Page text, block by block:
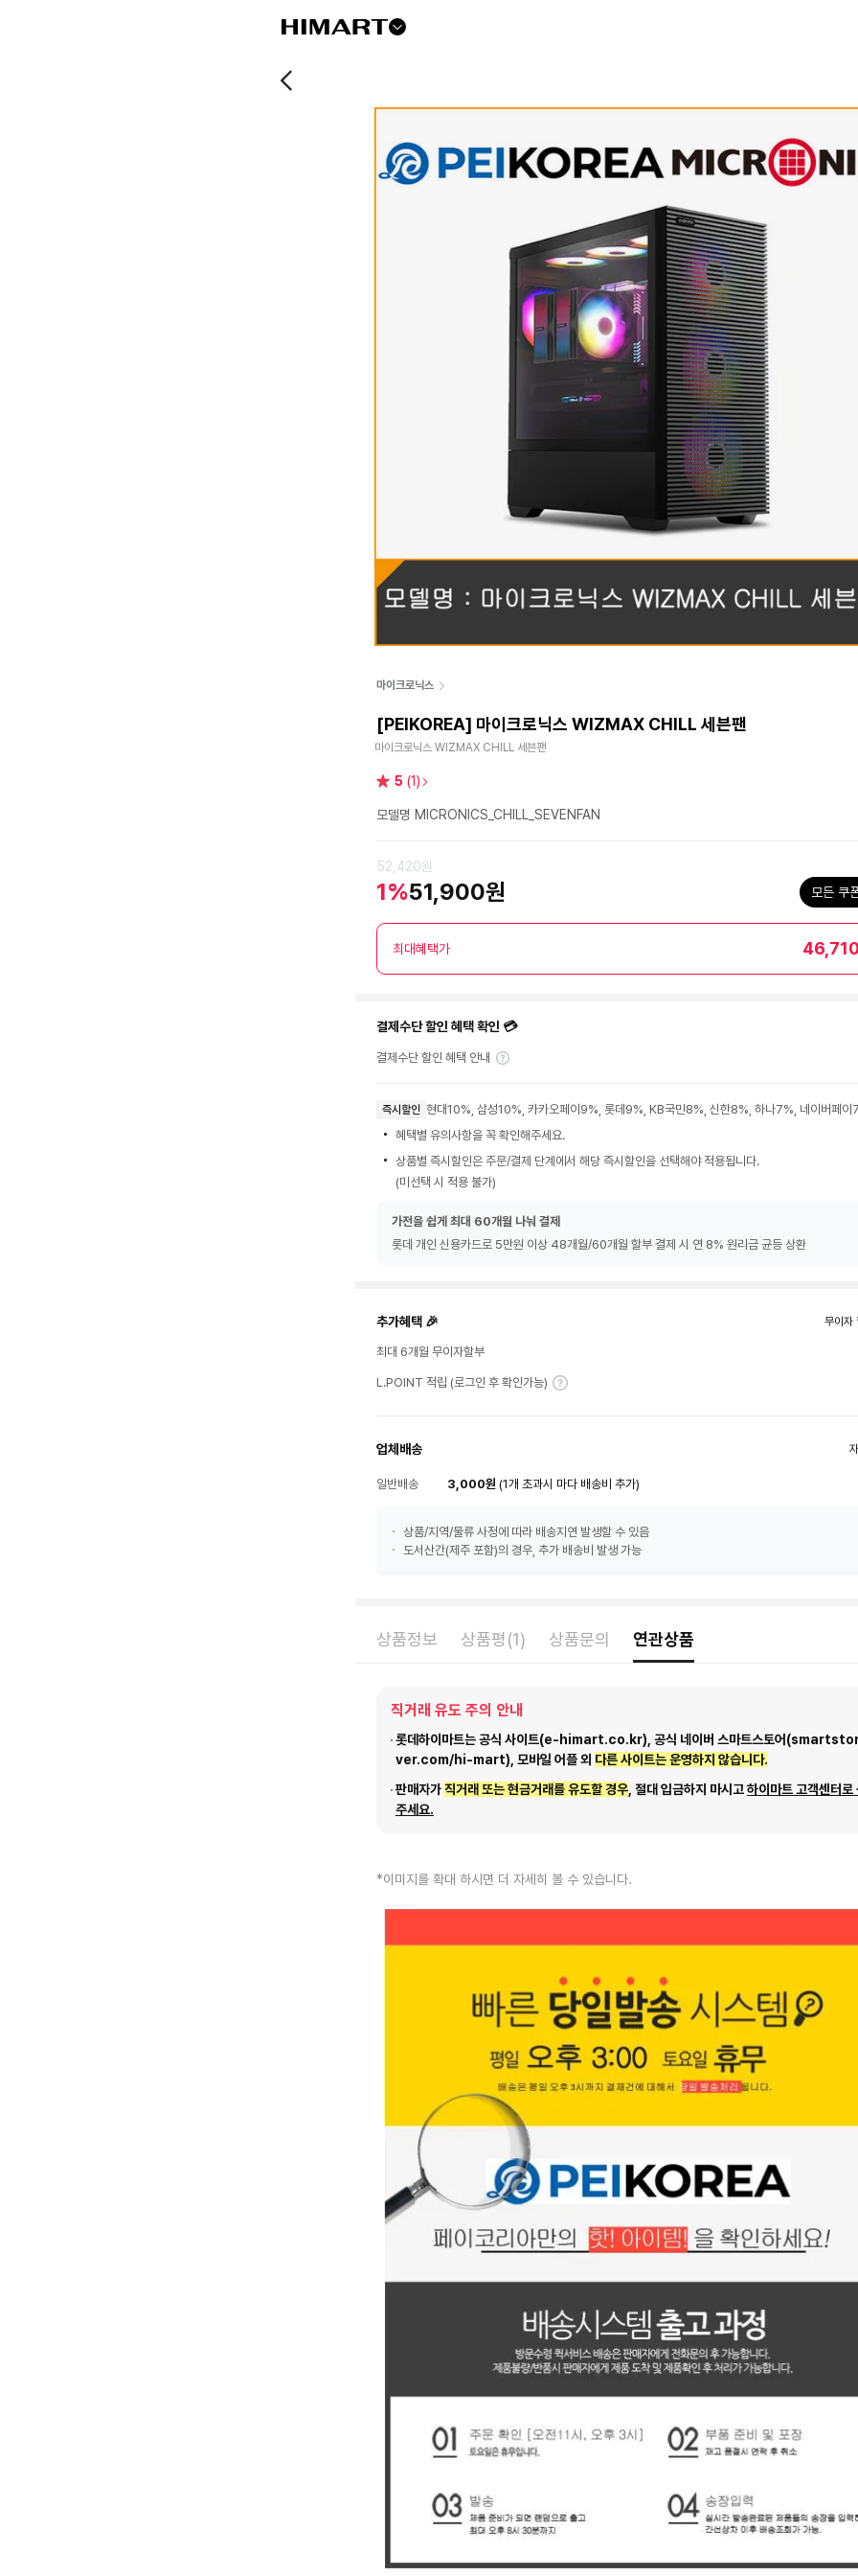
마이크로닉스
[PEIKOREA] 마이크로닉스 WIZMAX CHILL 세븐팬
마이크로닉스 WIZMAX CHILL 세븐팬
별 5 (1)
모델명 MICRONICS_CHILL_SEVENFAN
52,420원
1%51,900원 모든 쿠
최대혜택가
결제수단 할인 혜택 확인 💳
결제수단 할인 혜택 안내
즉시할인 현대10%, 삼성10%, 카카오페이9%, 롯데9%, KB국민8%, 신한8%, 하나7%, 네이버페이
혜택별 유의사항을 꼭 확인해주세요.
상품별 즉시할인은 주문/결제 단계에서 해당 즉시할인을 선택해야 적용됩니다.
(미선택 시 적용 불가)
가전을 쉽게 최대 60개월 나눠 결제
롯데 개인 신용카드로 5만원 이상 48개월/60개월 할부 결제 시 연 8% 원리금 균등 상환
추가혜택 🎉 무이자
최대 6개월 무이자할부
L.POINT 적립 (로그인 후 확인가능)
업체배송
일반배송 3,000원 (1개 초과시 마다 배송비 추가)
상품/지역/물류 사정에 따라 배송지연 발생할 수 있음
도서산간(제주 포함)의 경우, 추가 배송비 발생 가능
상품정보 상품평(1) 상품문의 연관상품
직거래 유도 주의 안내
롯데하이마트는 공식 사이트(e-himart.co.kr), 공식 네이버 스마트스토어
ver.com/hi-mart), 모바일 어플 외 다른 사이트는 운영하지 않습니다.
판매자가직거래 또는 현금거래를 유도할 경우 , 절대 입금하지 마시고하이마트 고객센터로
주세요.
*이미지를 확대 하시면 더 자세히 볼 수 있습니다.